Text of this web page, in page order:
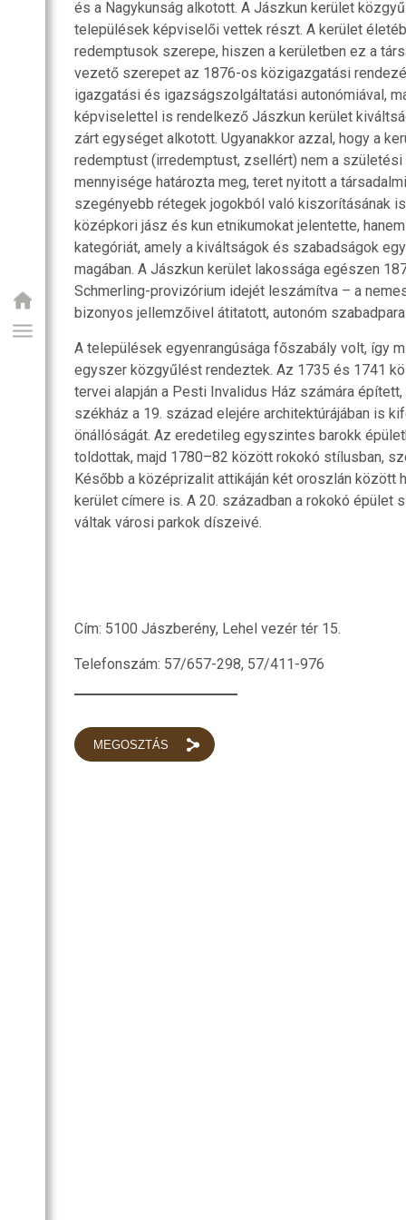
és a Nagykunság alkotott. A Jászkun kerület
települések képviselői vettek részt. A kerület
redemptusok szerepe, hiszen a kerületben ez a
vezető szerepet az 1876-os közigazgatási
igazgatási és igazságszolgáltatási autonómiával,
képviselettel is rendelkező Jászkun kerület
zárt egységet alkotott. Ugyanakkor azzal, hogy a
redemptust (irredemptust, zsellért) nem a születési
mennyisége határozta meg, teret nyitott a
szegényebb rétegek jogokból való kiszorításának is.
középkori jász és kun etnikumokat jelentette,
kategóriát, amely a kiváltságok és szabadságok
magában. A Jászkun kerület lakossága egészen
Schmerling-provizórium idejét leszámítva – a
bizonyos jellemzőivel átitatott, autonóm
A települések egyenrangúsága főszabály volt, így
egyszer közgyűlést rendeztek. Az 1735 és 1741
tervei alapján a Pesti Invalidus Ház számára
székház a 19. század elejére architektúrájában is
önállóságát. Az eredetileg egyszintes barokk
toldottak, majd 1780–82 között rokokó stílusban,
Később a középrizalit attikáján két oroszlán között
kerület címere is. A 20. században a rokokó épület
váltak városi parkok díszeivé.
Cím: 5100 Jászberény, Lehel vezér tér 15.
Telefonszám: 57/657-298, 57/411-976
MEGOSZTÁS